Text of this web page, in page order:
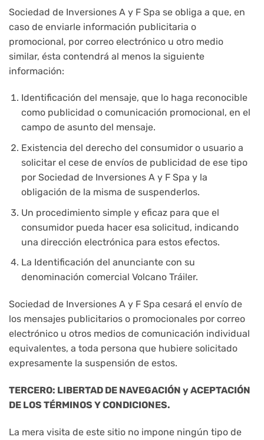
Sociedad de Inversiones A y F Spa se obliga a que, en
caso de enviarle información publicitaria o
promocional, por correo electrónico u otro medio
similar, ésta contendrá al menos la siguiente
información:
Identificación del mensaje, que lo haga reconocible
como publicidad o comunicación promocional, en el
campo de asunto del mensaje.
Existencia del derecho del consumidor o usuario a
solicitar el cese de envíos de publicidad de ese tipo
por Sociedad de Inversiones A y F Spa y la
obligación de la misma de suspenderlos.
Un procedimiento simple y eficaz para que el
consumidor pueda hacer esa solicitud, indicando
una dirección electrónica para estos efectos.
La Identificación del anunciante con su
denominación comercial Volcano Tráiler.
Sociedad de Inversiones A y F Spa cesará el envío de
los mensajes publicitarios o promocionales por correo
electrónico u otros medios de comunicación individual
equivalentes, a toda persona que hubiere solicitado
expresamente la suspensión de estos.
TERCERO: LIBERTAD DE NAVEGACIÓN y ACEPTACIÓN
DE LOS TÉRMINOS Y CONDICIONES.
La mera visita de este sitio no impone ningún tipo de